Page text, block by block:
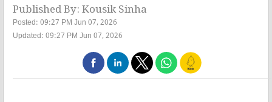
Published By: Kousik Sinha
Posted: 09:27 PM Jun 07, 2026
Updated: 09:27 PM Jun 07, 2026